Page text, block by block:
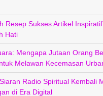
Resep Sukses Artikel
Hati
Mengapa Jutaan Orang
Melawan Kecemasan
Radio Spiritual Kembali
di Era Digital